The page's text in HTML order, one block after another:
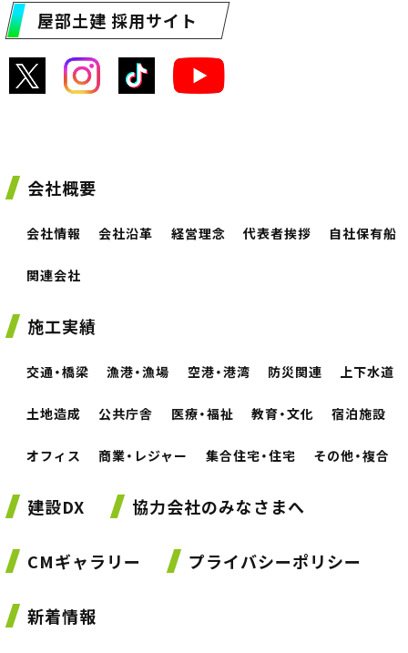
屋部土建 採用サイト
会社概要
会社情報 会社沿革 経営理念 代表者挨拶 自社保有船
関連会社
施工実績
交通・橋梁 漁港・漁場 空港・港湾 防災関連 上下水道
土地造成 公共庁舎 医療・福祉 教育・文化 宿泊施設
オフィス 商業・レジャー 集合住宅・住宅 その他・複合
建設DX 協力会社のみなさまへ
CMギャラリー プライバシーポリシー
新着情報